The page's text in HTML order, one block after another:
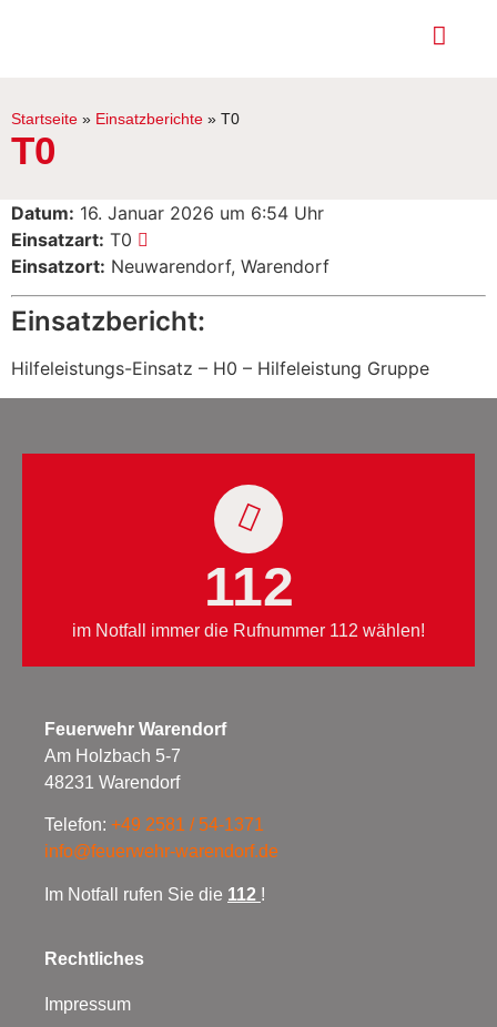
Startseite » Einsatzberichte » T0
T0
Datum: 16. Januar 2026 um 6:54 Uhr
Einsatzart: T0
Einsatzort: Neuwarendorf, Warendorf
Einsatzbericht:
Hilfeleistungs-Einsatz – H0 – Hilfeleistung Gruppe
112
im Notfall immer die Rufnummer 112 wählen!
Feuerwehr Warendorf
Am Holzbach 5-7
48231 Warendorf
Telefon: +49 2581 / 54-1371
info@feuerwehr-warendorf.de
Im Notfall rufen Sie die 112 !
Rechtliches
Impressum